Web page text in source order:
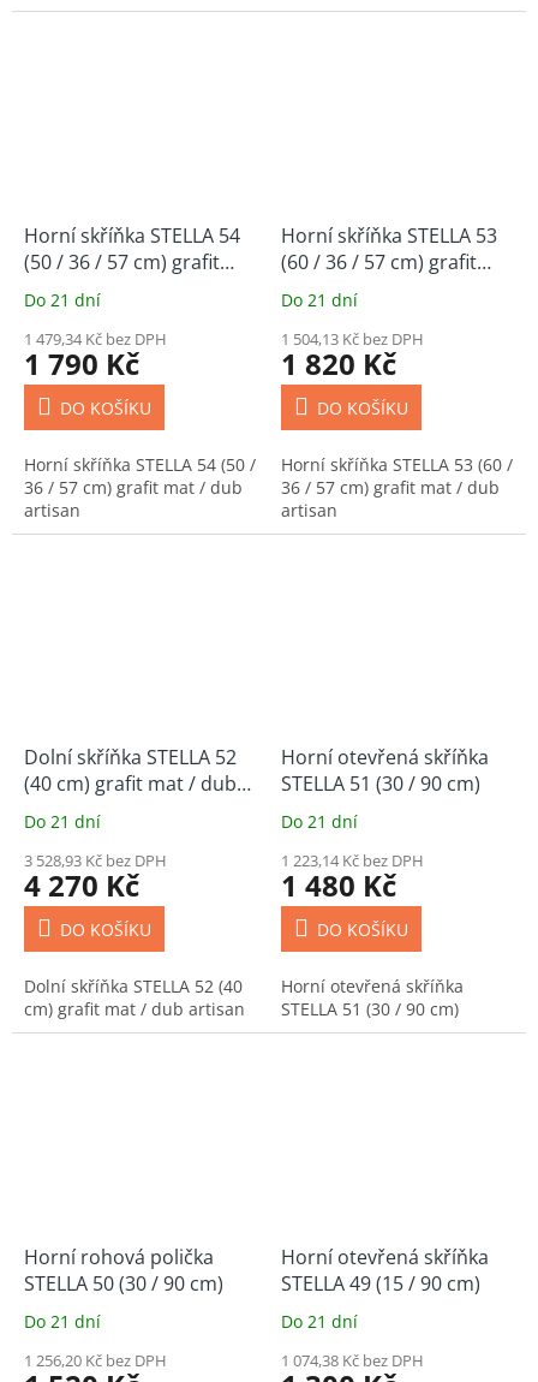
Horní skříňka STELLA 54
(50 / 36 / 57 cm) grafit
mat / dub artisan
Do 21 dní
1 479,34 Kč bez DPH
1 790 Kč
DO KOŠÍKU
Horní skříňka STELLA 54 (50 /
36 / 57 cm) grafit mat / dub
artisan
Horní skříňka STELLA 53
(60 / 36 / 57 cm) grafit
mat / dub artisan
Do 21 dní
1 504,13 Kč bez DPH
1 820 Kč
DO KOŠÍKU
Horní skříňka STELLA 53 (60 /
36 / 57 cm) grafit mat / dub
artisan
Dolní skříňka STELLA 52
(40 cm) grafit mat / dub
artisan
Do 21 dní
3 528,93 Kč bez DPH
4 270 Kč
DO KOŠÍKU
Dolní skříňka STELLA 52 (40
cm) grafit mat / dub artisan
Horní otevřená skříňka
STELLA 51 (30 / 90 cm)
Do 21 dní
1 223,14 Kč bez DPH
1 480 Kč
DO KOŠÍKU
Horní otevřená skříňka
STELLA 51 (30 / 90 cm)
Horní rohová polička
STELLA 50 (30 / 90 cm)
Do 21 dní
1 256,20 Kč bez DPH
Horní otevřená skříňka
STELLA 49 (15 / 90 cm)
Do 21 dní
1 074,38 Kč bez DPH